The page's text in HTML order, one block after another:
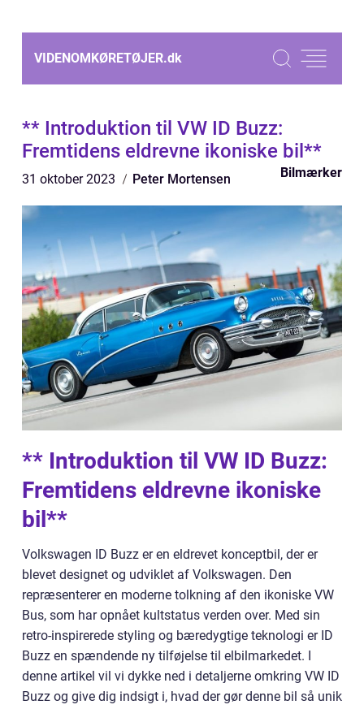
VIDENOMKØRETØJER.dk
** Introduktion til VW ID Buzz:
Fremtidens eldrevne ikoniske bil**
31 oktober 2023 Peter Mortensen Bilmærker
** Introduktion til VW ID Buzz:
Fremtidens eldrevne ikoniske
bil**
Volkswagen ID Buzz er en eldrevet konceptbil, der er
blevet designet og udviklet af Volkswagen. Den
repræsenterer en moderne tolkning af den ikoniske VW
Bus, som har opnået kultstatus verden over. Med sin
retro-inspirerede styling og bæredygtige teknologi er ID
Buzz en spændende ny tilføjelse til elbilmarkedet. I
denne artikel vil vi dykke ned i detaljerne omkring VW ID
Buzz og give dig indsigt i, hvad der gør denne bil så unik